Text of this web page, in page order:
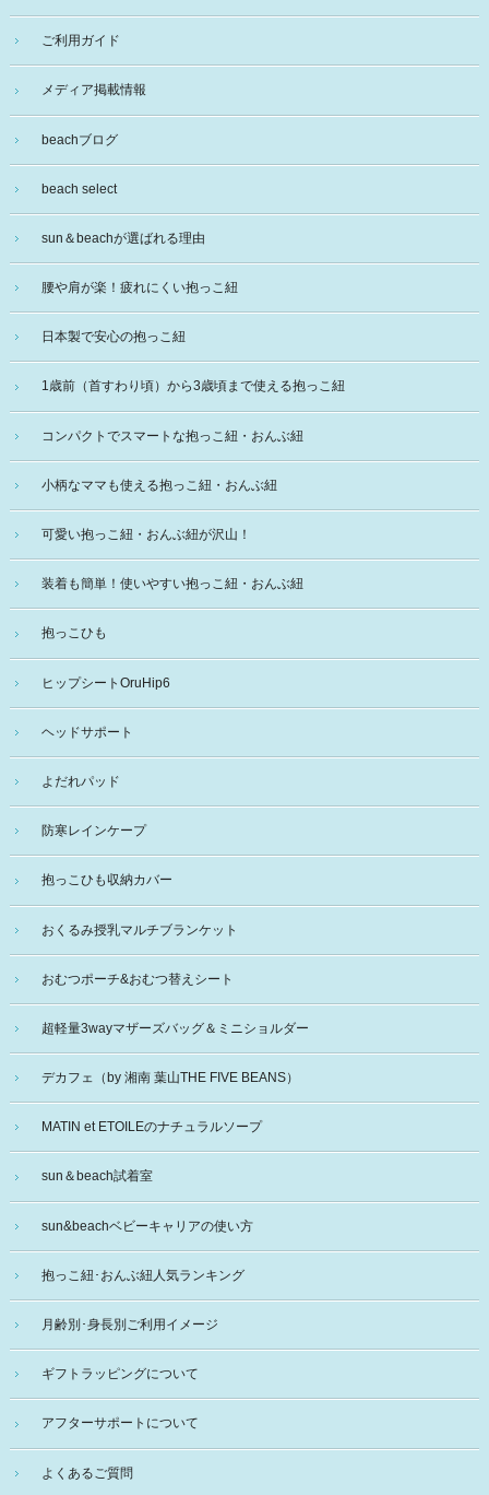
ご利用ガイド
メディア掲載情報
beachブログ
beach select
sun＆beachが選ばれる理由
腰や肩が楽！疲れにくい抱っこ紐
日本製で安心の抱っこ紐
1歳前（首すわり頃）から3歳頃まで使える抱っこ紐
コンパクトでスマートな抱っこ紐・おんぶ紐
小柄なママも使える抱っこ紐・おんぶ紐
可愛い抱っこ紐・おんぶ紐が沢山！
装着も簡単！使いやすい抱っこ紐・おんぶ紐
抱っこひも
ヒップシートOruHip6
ヘッドサポート
よだれパッド
防寒レインケープ
抱っこひも収納カバー
おくるみ授乳マルチブランケット
おむつポーチ&おむつ替えシート
超軽量3wayマザーズバッグ＆ミニショルダー
デカフェ（by 湘南 葉山THE FIVE BEANS）
MATIN et ETOILEのナチュラルソープ
sun＆beach試着室
sun&beachベビーキャリアの使い方
抱っこ紐･おんぶ紐人気ランキング
月齢別･身長別ご利用イメージ
ギフトラッピングについて
アフターサポートについて
よくあるご質問